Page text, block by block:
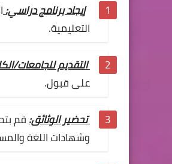
إيجاد برنامج دراسي:
التعليمية.
التقديم للجامعات/
على قبول.
تحضير الوثائق:قم
وشهادات اللغة